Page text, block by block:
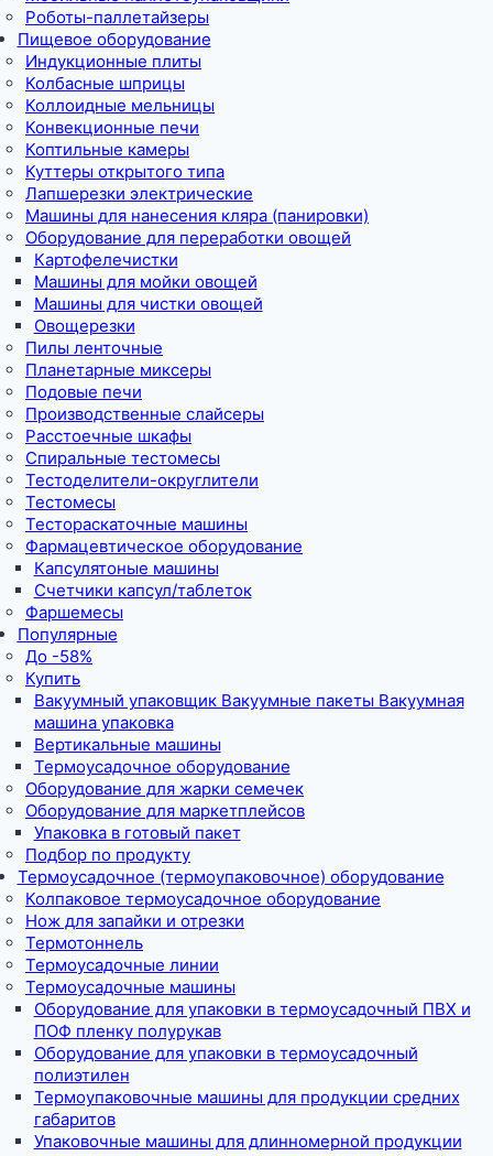
Роботы-паллетайзеры
Пищевое оборудование
Индукционные плиты
Колбасные шприцы
Коллоидные мельницы
Конвекционные печи
Коптильные камеры
Куттеры открытого типа
Лапшерезки электрические
Машины для нанесения кляра (панировки)
Оборудование для переработки овощей
Картофелечистки
Машины для мойки овощей
Машины для чистки овощей
Овощерезки
Пилы ленточные
Планетарные миксеры
Подовые печи
Производственные слайсеры
Расстоечные шкафы
Спиральные тестомесы
Тестоделители-округлители
Тестомесы
Тестораскаточные машины
Фармацевтическое оборудование
Капсулятоные машины
Счетчики капсул/таблеток
Фаршемесы
Популярные
До -58%
Купить
Вакуумный упаковщик Вакуумные пакеты Вакуумная
машина упаковка
Вертикальные машины
Термоусадочное оборудование
Оборудование для жарки семечек
Оборудование для маркетплейсов
Упаковка в готовый пакет
Подбор по продукту
Термоусадочное (термоупаковочное) оборудование
Колпаковое термоусадочное оборудование
Нож для запайки и отрезки
Термотоннель
Термоусадочные линии
Термоусадочные машины
Оборудование для упаковки в термоусадочный ПВХ и
ПОФ пленку полурукав
Оборудование для упаковки в термоусадочный
полиэтилен
Термоупаковочные машины для продукции средних
габаритов
Упаковочные машины для длинномерной продукции